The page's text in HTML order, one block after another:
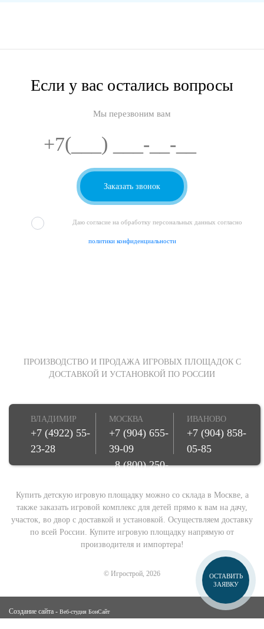
Если у вас остались вопросы
Мы перезвоним вам
Даю согласие на обработку персональных данных согласно
политики конфиденциальности
ПРОИЗВОДСТВО И ПРОДАЖА ИГРОВЫХ ПЛОЩАДОК С
ДОСТАВКОЙ И УСТАНОВКОЙ ПО РОССИИ
ВЛАДИМИР
+7 (4922) 55-
23-28
МОСКВА
+7 (904) 655-
39-09
8 (800) 250-
ИВАНОВО
+7 (904) 858-
05-85
Купить детскую игровую площадку можно со склада в Москве, а
также заказать игровой комплекс для детей прямо к вам на дачу,
участок, во двор с доставкой и установкой. Осуществляем доставку
по всей России. Купите игровую площадку напрямую от
производителя и импортера!
© Игрострой, 2026
Создание сайта - Веб-студия БонСайт
ОСТАВИТЬ
ЗАЯВКУ